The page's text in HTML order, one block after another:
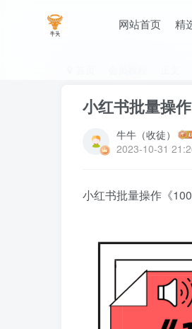
网站首页 精
小红书批量操
牛牛（收徒）
2023-10-31
小红书批量操作《